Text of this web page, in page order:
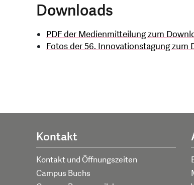
Downloads
PDF der Medienmitteilung zum
Fotos der 56. Innovationstagung zum
Kontakt
Kontakt und Öffnungszeiten
Campus Buchs